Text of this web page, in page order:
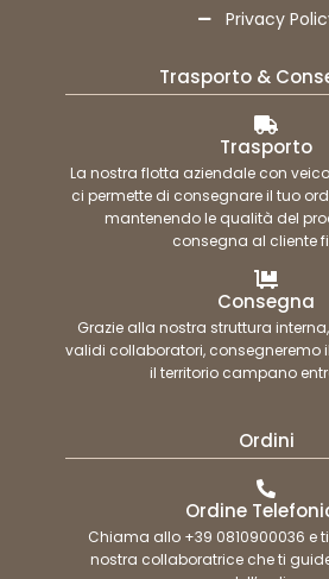
Privacy
Trasporto &
Trasporto
La nostra flotta aziendale con
ci permette di consegnare il tuo
mantenendo le qualità del
consegna al cliente
Consegna
Grazie alla nostra struttura
validi collaboratori, consegneremo
il territorio campano
Ordini
Ordine
Chiama allo +39 0810900036 e
nostra collaboratrice che ti